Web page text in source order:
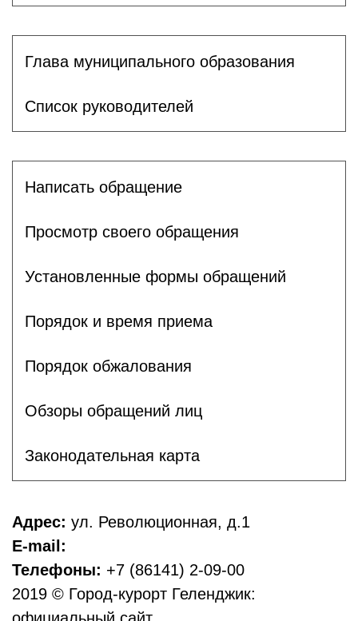
Глава муниципального образования
Список руководителей
Написать обращение
Просмотр своего обращения
Установленные формы обращений
Порядок и время приема
Порядок обжалования
Обзоры обращений лиц
Законодательная карта
Адрес: ул. Революционная, д.1
E-mail:
Телефоны: +7 (86141) 2-09-00
2019 © Город-курорт Геленджик: